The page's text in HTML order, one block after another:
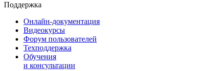
Поддержка
Онлайн-документация
Видеокурсы
Форум пользователей
Техподдержка
Обучения
и консультации